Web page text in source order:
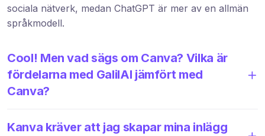
sociala nätverk, medan ChatGPT är mer av en allmän
språkmodell.
Cool! Men vad sägs om Canva? Vilka är
fördelarna med GalilAI jämfört med
Canva?
Kanva kräver att jag skapar mina inlägg